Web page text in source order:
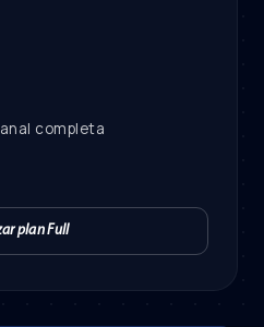
completa
plan Full